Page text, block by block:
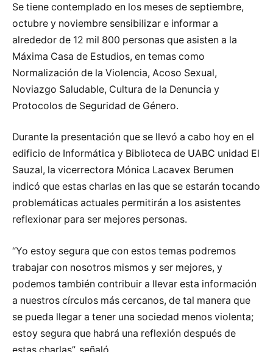
Se tiene contemplado en los meses de septiembre,
octubre y noviembre sensibilizar e informar a
alrededor de 12 mil 800 personas que asisten a la
Máxima Casa de Estudios, en temas como
Normalización de la Violencia, Acoso Sexual,
Noviazgo Saludable, Cultura de la Denuncia y
Protocolos de Seguridad de Género.
Durante la presentación que se llevó a cabo hoy en el
edificio de Informática y Biblioteca de UABC unidad El
Sauzal, la vicerrectora Mónica Lacavex Berumen
indicó que estas charlas en las que se estarán tocando
problemáticas actuales permitirán a los asistentes
reflexionar para ser mejores personas.
“Yo estoy segura que con estos temas podremos
trabajar con nosotros mismos y ser mejores, y
podemos también contribuir a llevar esta información
a nuestros círculos más cercanos, de tal manera que
se pueda llegar a tener una sociedad menos violenta;
estoy segura que habrá una reflexión después de
estas charlas”, señaló.